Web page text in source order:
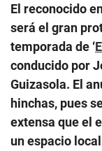
El reconocido
será el gran
temporada de ‘
conducido por
Guizasola. El
hinchas, pues
extensa que el
un espacio